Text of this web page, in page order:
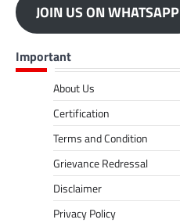
JOIN US ON WHATSAPP
Important
About Us
Certification
Terms and Condition
Grievance Redressal
Disclaimer
Privacy Policy